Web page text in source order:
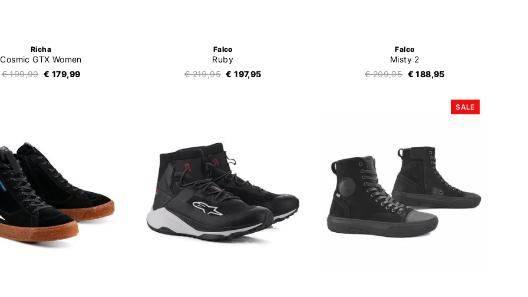
Richa
Cosmic GTX Women
€ 199,99 € 179,99
Falco
Ruby
€ 219,95 € 197,95
Falco
Misty 2
€ 209,95 € 188,95
SALE